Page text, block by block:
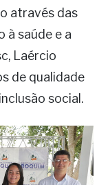
através das
à saúde e a
Laércio
de qualidade
social.